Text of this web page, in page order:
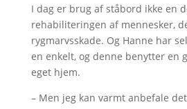
I dag er brug af ståbord ikke en
rehabiliteringen af mennesker,
rygmarvsskade. Og Hanne har
en enkelt, og denne benytter en
eget hjem.
– Men jeg kan varmt anbefale